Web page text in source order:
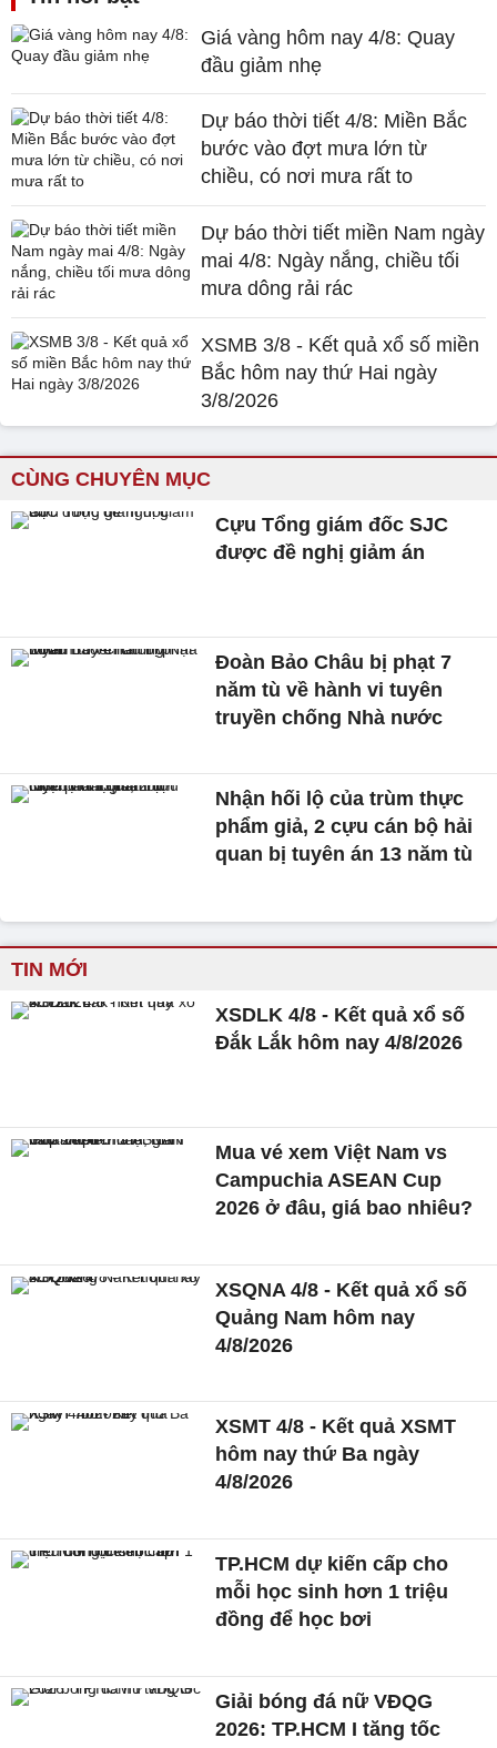
Giá vàng hôm nay 4/8: Quay
đầu giảm nhẹ
Dự báo thời tiết 4/8: Miền Bắc
bước vào đợt mưa lớn từ
chiều, có nơi mưa rất to
Dự báo thời tiết miền Nam ngày
mai 4/8: Ngày nắng, chiều tối
mưa dông rải rác
XSMB 3/8 - Kết quả xổ số miền
Bắc hôm nay thứ Hai ngày
3/8/2026
CÙNG CHUYÊN MỤC
Cựu Tổng giám đốc SJC
được đề nghị giảm án
Đoàn Bảo Châu bị phạt 7
năm tù về hành vi tuyên
truyền chống Nhà nước
Nhận hối lộ của trùm thực
phẩm giả, 2 cựu cán bộ hải
quan bị tuyên án 13 năm tù
TIN MỚI
XSDLK 4/8 - Kết quả xổ số
Đắk Lắk hôm nay 4/8/2026
Mua vé xem Việt Nam vs
Campuchia ASEAN Cup
2026 ở đâu, giá bao nhiêu?
XSQNA 4/8 - Kết quả xổ số
Quảng Nam hôm nay
4/8/2026
XSMT 4/8 - Kết quả XSMT
hôm nay thứ Ba ngày
4/8/2026
TP.HCM dự kiến cấp cho
mỗi học sinh hơn 1 triệu
đồng để học bơi
Giải bóng đá nữ VĐQG
2026: TP.HCM I tăng tốc